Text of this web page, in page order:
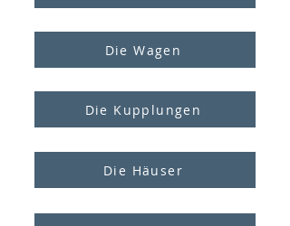
Die Wagen
Die Kupplungen
Die Häuser